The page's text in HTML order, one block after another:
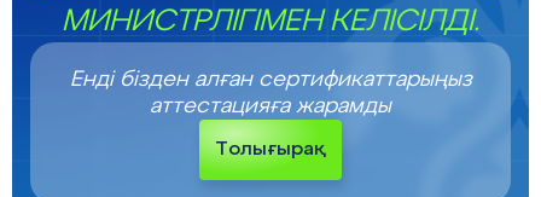
МИНИСТРЛІГІМЕН КЕЛІСІЛДІ.
Енді бізден алған сертификаттарыңыз
аттестацияға жарамды
Толығырақ